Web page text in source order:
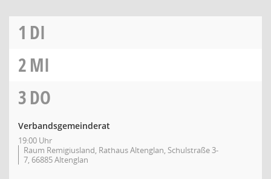
1 DI
2MI
3DO
Verbandsgemeinderat
19:00 Uhr
Raum Remigiusland, Rathaus Altenglan, Schulstraße 3-
7, 66885 Altenglan